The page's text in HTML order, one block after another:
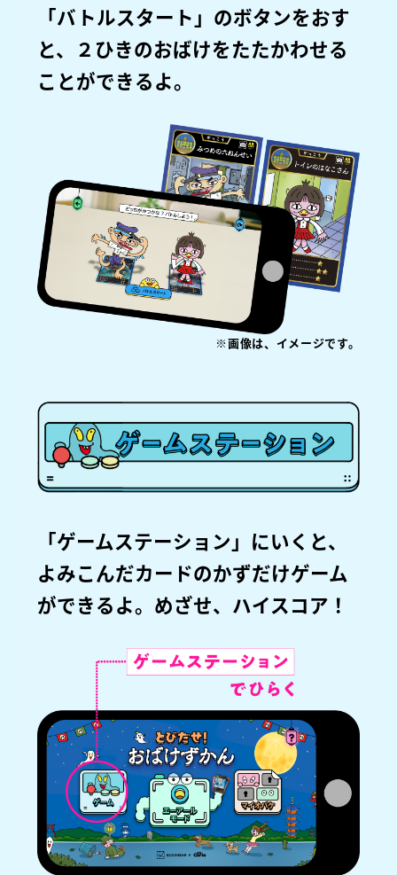
「バトルスタート」のボタンをおす
と、２ひきのおばけをたたかわせる
ことができるよ。
※画像は、イメージです。
「ゲームステーション」にいくと、
よみこんだカードのかずだけゲーム
ができるよ。めざせ、ハイスコア！